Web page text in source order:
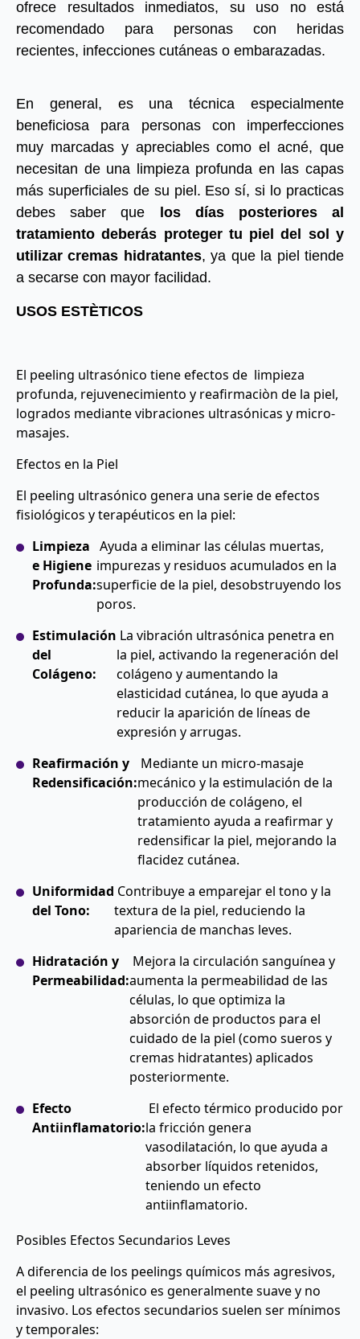
ofrece resultados inmediatos, su uso no está
recomendado para personas con heridas
recientes, infecciones cutáneas o embarazadas.
En general, es una técnica especialmente
beneficiosa para personas con imperfecciones
muy marcadas y apreciables como el acné, que
necesitan de una limpieza profunda en las capas
más superficiales de su piel. Eso sí, si lo practicas
debes saber que los días posteriores al
tratamiento deberás proteger tu piel del sol y
utilizar cremas hidratantes, ya que la piel tiende
a secarse con mayor facilidad.
USOS ESTÈTICOS
El peeling ultrasónico tiene efectos de limpieza
profunda, rejuvenecimiento y reafirmaciòn de la piel,
logrados mediante vibraciones ultrasónicas y micro-
masajes.
Efectos en la Piel
El peeling ultrasónico genera una serie de efectos
fisiológicos y terapéuticos en la piel:
Limpieza
e Higiene
Profunda:
Ayuda a eliminar las células muertas,
impurezas y residuos acumulados en la
superficie de la piel, desobstruyendo los
poros.
Estimulación
del
Colágeno:
La vibración ultrasónica penetra en
la piel, activando la regeneración del
colágeno y aumentando la
elasticidad cutánea, lo que ayuda a
reducir la aparición de líneas de
expresión y arrugas.
Reafirmación y
Redensificación:
Mediante un micro-masaje
mecánico y la estimulación de la
producción de colágeno, el
tratamiento ayuda a reafirmar y
redensificar la piel, mejorando la
flacidez cutánea.
Uniformidad
del Tono:
Contribuye a emparejar el tono y la
textura de la piel, reduciendo la
apariencia de manchas leves.
Hidratación y
Permeabilidad:
Mejora la circulación sanguínea y
aumenta la permeabilidad de las
células, lo que optimiza la
absorción de productos para el
cuidado de la piel (como sueros y
cremas hidratantes) aplicados
posteriormente.
Efecto
Antiinflamatorio:
El efecto térmico producido por
la fricción genera
vasodilatación, lo que ayuda a
absorber líquidos retenidos,
teniendo un efecto
antiinflamatorio.
Posibles Efectos Secundarios Leves
A diferencia de los peelings químicos más agresivos,
el peeling ultrasónico es generalmente suave y no
invasivo. Los efectos secundarios suelen ser mínimos
y temporales: